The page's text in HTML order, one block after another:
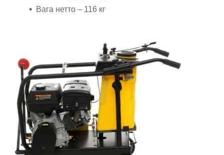
Вага нетто – 116 кг